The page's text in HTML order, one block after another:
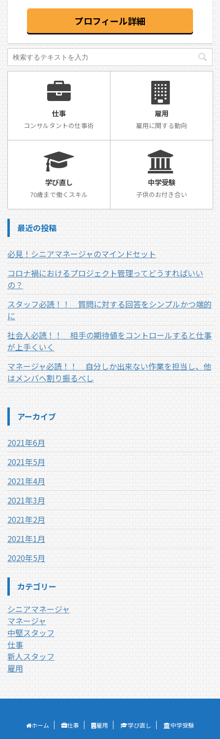
プロフィール詳細
仕事
コンサルタントの仕事術
雇用
雇用に関する動向
学び直し
70歳まで働くスキル
中学受験
子供のお付き合い
最近の投稿
必見！シニアマネージャのマインドセット
コロナ禍におけるプロジェクト管理ってどうすればいい
の？
スタッフ必読！！ 質問に対する回答をシンプルかつ端的
に
社会人必読！！ 相手の期待値をコントロールすると仕事
が上手くいく
マネージャ必読！！ 自分しか出来ない作業を担当し、他
はメンバへ割り振るべし
アーカイブ
2021年6月
2021年5月
2021年4月
2021年3月
2021年2月
2021年1月
2020年5月
カテゴリー
シニアマネージャ
マネージャ
中堅スタッフ
仕事
新人スタッフ
雇用
ホーム 仕事 雇用 学び直し 中学受験